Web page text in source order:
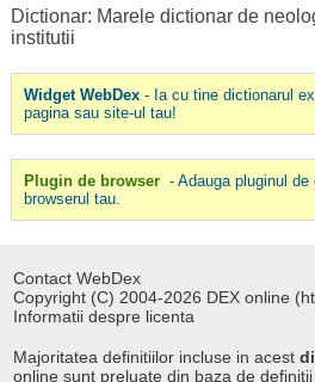
Dictionar: Marele dictionar de
institutii
Widget WebDex- Ia cu tine dictionarul
pagina sau site-ul tau!
Plugin de browser - Adauga pluginul
browserul tau.
Contact WebDex
Copyright (C) 2004-2026 DEX online
Informatii despre licenta
Majoritatea definitiilor incluse in acest
online sunt preluate din baza de definitii